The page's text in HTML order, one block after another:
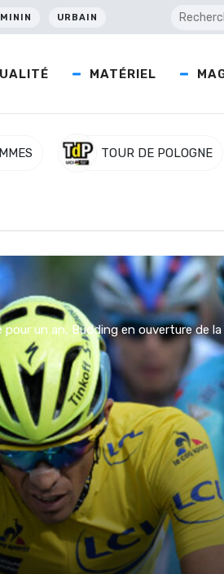
URBAIN
MATÉRIEL
TOUR DE POLOGNE
un an, Budding en ouverture de la